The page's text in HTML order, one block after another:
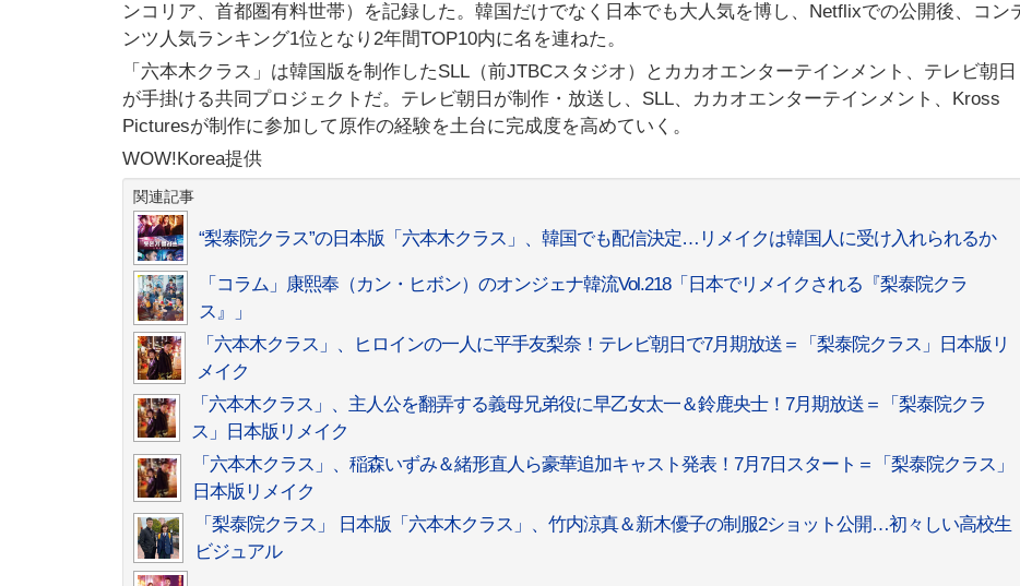
ンコリア、首都圏有料世帯）を記録した。韓国だけでなく日本でも大人気を博し、Netflixでの公開後、コン
ンツ人気ランキング1位となり2年間TOP10内に名を連ねた。
「六本木クラス」は韓国版を制作したSLL（前JTBCスタジオ）とカカオエンターテインメント、テレビ朝日
が手掛ける共同プロジェクトだ。テレビ朝日が制作・放送し、SLL、カカオエンターテインメント、Kross
Picturesが制作に参加して原作の経験を土台に完成度を高めていく。
WOW!Korea提供
関連記事
“梨泰院クラス”の日本版「六本木クラス」、韓国でも配信決定…リメイクは韓国人に受け入れられるか
「コラム」康熙奉（カン・ヒボン）のオンジェナ韓流Vol.218「日本でリメイクされる『梨泰院クラ
ス』」
「六本木クラス」、ヒロインの一人に平手友梨奈！テレビ朝日で7月期放送＝「梨泰院クラス」日本版リ
メイク
「六本木クラス」、主人公を翻弄する義母兄弟役に早乙女太一＆鈴鹿央士！7月期放送＝「梨泰院クラ
ス」日本版リメイク
「六本木クラス」、稲森いずみ＆緒形直人ら豪華追加キャスト発表！7月7日スタート＝「梨泰院クラス」
日本版リメイク
「梨泰院クラス」 日本版「六本木クラス」、竹内涼真＆新木優子の制服2ショット公開…初々しい高校生
ビジュアル